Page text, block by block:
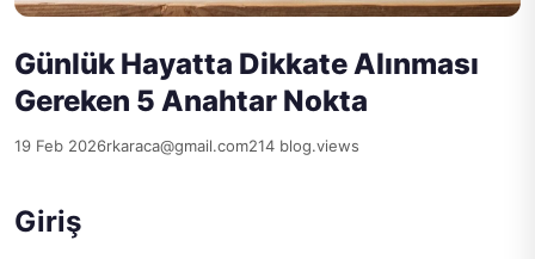
Günlük Hayatta Dikkate Alınması
Gereken 5 Anahtar Nokta
19 Feb 2026rkaraca@gmail.com214 blog.views
Giriş